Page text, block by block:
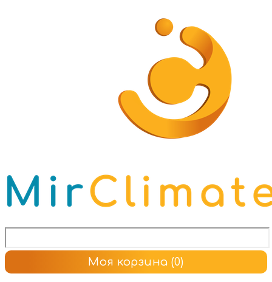
Моя корзина (0)